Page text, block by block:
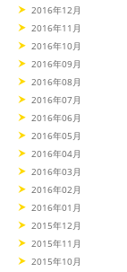
2016年12月
2016年11月
2016年10月
2016年09月
2016年08月
2016年07月
2016年06月
2016年05月
2016年04月
2016年03月
2016年02月
2016年01月
2015年12月
2015年11月
2015年10月